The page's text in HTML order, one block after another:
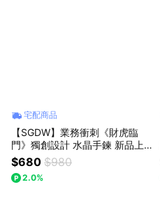
宅配商品
【SGDW】業務衝刺《財虎臨
門》獨創設計 水晶手鍊 新品上
架
$680 $980
2.0%